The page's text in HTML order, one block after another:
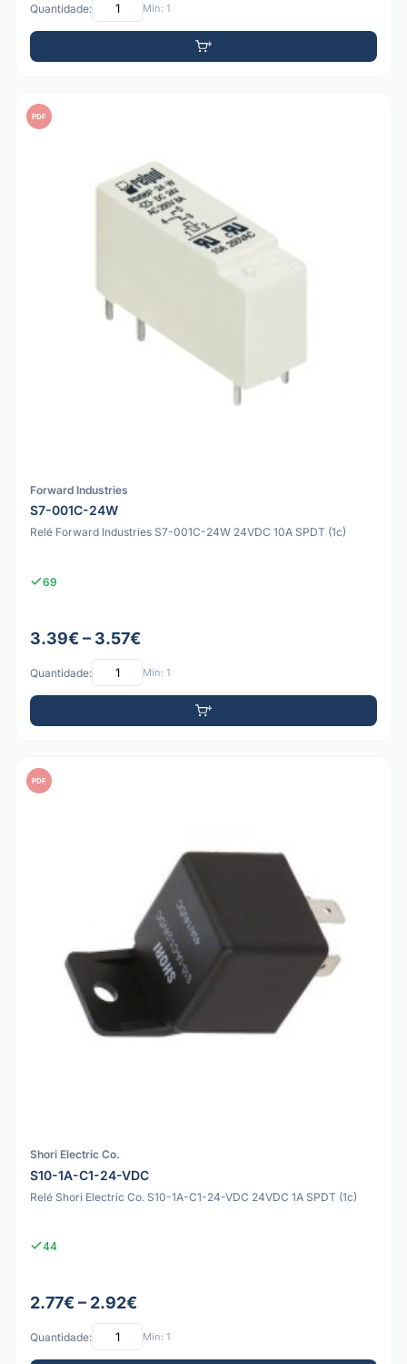
Quantidade: Mín: 1
PDF
Forward Industries
S7-001C-24W
Relé Forward Industries S7-001C-24W 24VDC 10A SPDT (1c)
69
3.39€ – 3.57€
Quantidade: Mín: 1
PDF
Shori Electric Co.
S10-1A-C1-24-VDC
Relé Shori Electric Co. S10-1A-C1-24-VDC 24VDC 1A SPDT (1c)
44
2.77€ – 2.92€
Quantidade: Mín: 1